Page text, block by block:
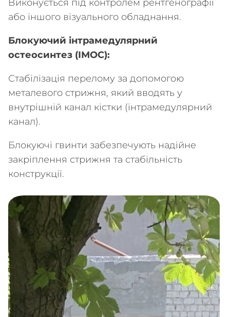
Виконується під контролем рентгенографії
або іншого візуального обладнання.
Блокуючий інтрамедулярний
остеосинтез (ІМОС):
Стабілізація перелому за допомогою
металевого стрижня, який вводять у
внутрішній канал кістки (інтрамедулярний
канал).
Блокуючі гвинти забезпечують надійне
закріплення стрижня та стабільність
конструкції.